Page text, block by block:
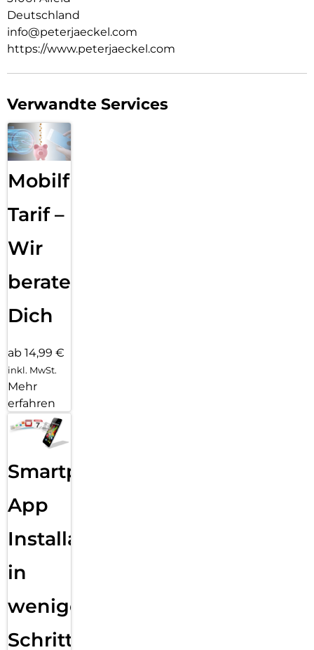
Deutschland
info@peterjaeckel.com
https://www.peterjaeckel.com
Verwandte Services
Mobilfunk
Tarif –
Wir
beraten
Dich
ab 14,99 €
inkl. MwSt.
Mehr
erfahren
Smartphone
App
Installation
in
wenigen
Schritten